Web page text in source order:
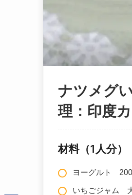
ナツメグ
理：印度カ
材料（1人分）
ヨーグルト
いちごジャム